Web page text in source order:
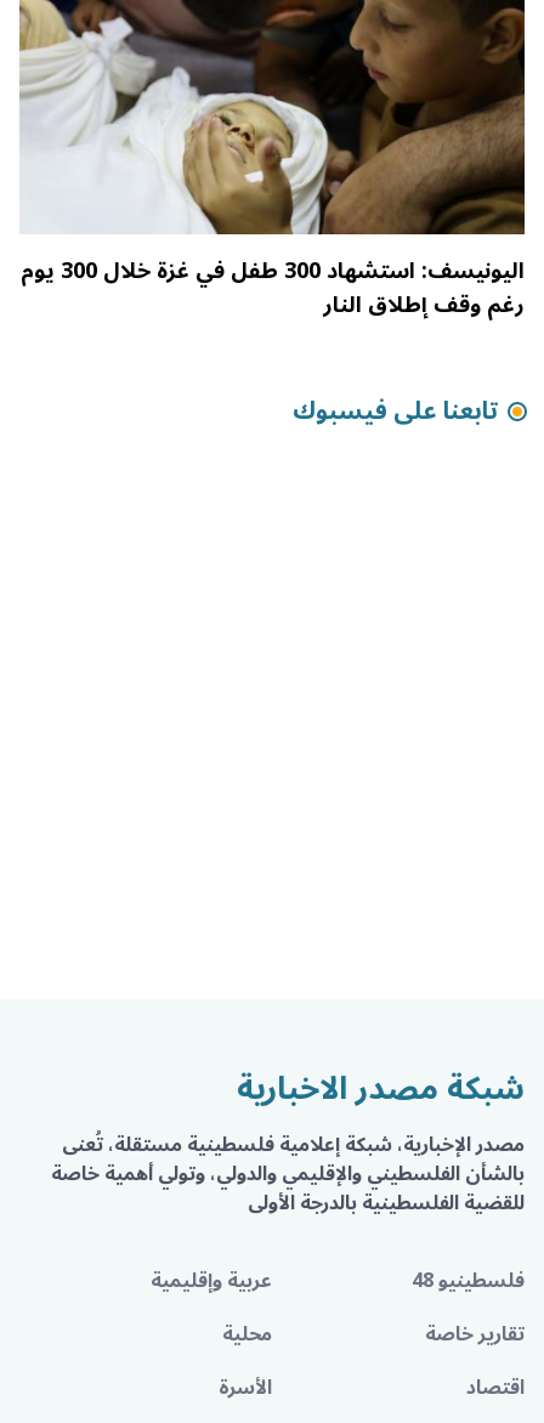
اليونيسف: استشهاد 300 طفل في غزة خلال 300 يوم
رغم وقف إطلاق النار
تابعنا على فيسبوك
شبكة مصدر الاخبارية
مصدر الإخبارية، شبكة إعلامية فلسطينية مستقلة، تُعنى
بالشأن الفلسطيني والإقليمي والدولي، وتولي أهمية خاصة
للقضية الفلسطينية بالدرجة الأولى
فلسطينيو 48
عربية وإقليمية
تقارير خاصة
محلية
اقتصاد
الأسرة